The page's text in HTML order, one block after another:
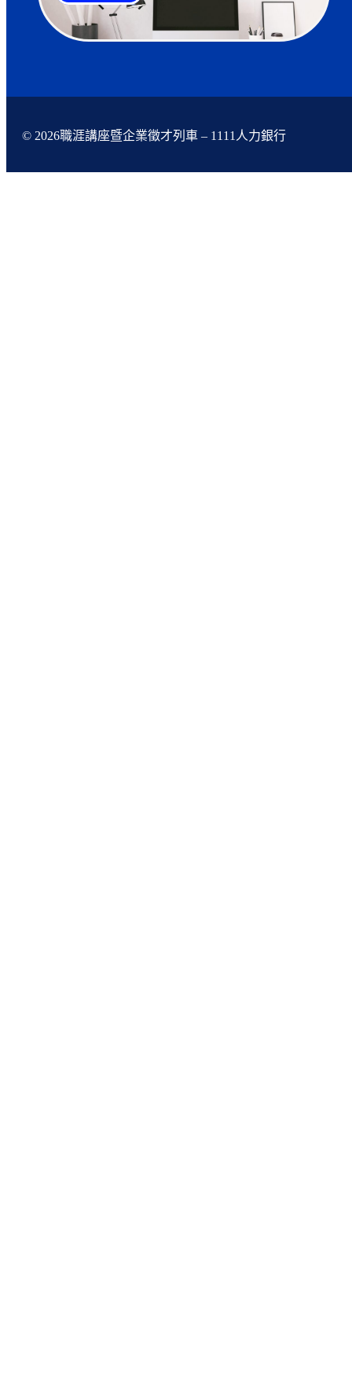
© 2026職涯講座暨企業徵才列車 – 1111人力銀行